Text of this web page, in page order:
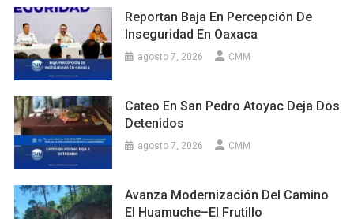
Reportan Baja En Percepción De
Inseguridad En Oaxaca
agosto 7, 2026 CMM
Cateo En San Pedro Atoyac Deja Dos
Detenidos
agosto 7, 2026 CMM
Avanza Modernización Del Camino
El Huamuche–El Frutillo